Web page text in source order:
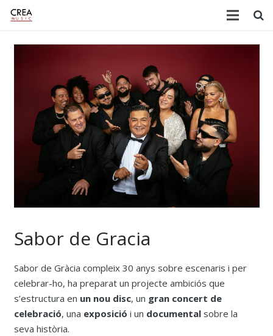
Sabor de Gracia
Sabor de Gràcia compleix 30 anys sobre escenaris i per
celebrar-ho, ha preparat un projecte ambiciós que
s’estructura en un nou disc, un gran concert de
celebració, una exposició i un documentalsobre la
seva història.